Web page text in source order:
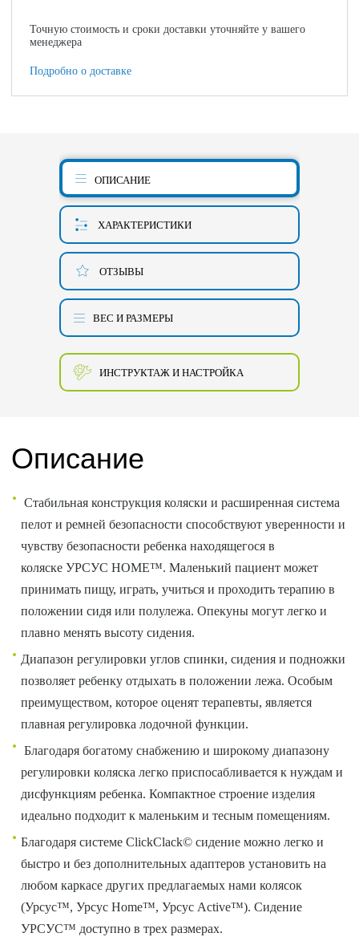
Точную стоимость и сроки доставки уточняйте у вашего
менеджера
Подробно о доставке
ОПИСАНИЕ
ХАРАКТЕРИСТИКИ
ОТЗЫВЫ
ВЕС И РАЗМЕРЫ
ИНСТРУКТАЖ И НАСТРОЙКА
Описание
Стабильная конструкция коляски и расширенная система
пелот и ремней безопасности способствуют уверенности и
чувству безопасности ребенка находящегося в
коляске УРСУС HOME™. Маленький пациент может
принимать пищу, играть, учиться и проходить терапию в
положении сидя или полулежа. Опекуны могут легко и
плавно менять высоту сидения.
Диапазон регулировки углов спинки, сидения и подножки
позволяет ребенку отдыхать в положении лежа. Особым
преимуществом, которое оценят терапевты, является
плавная регулировка лодочной функции.
Благодаря богатому снабжению и широкому диапазону
регулировки коляска легко приспосабливается к нуждам и
дисфункциям ребенка. Компактное строение изделия
идеально подходит к маленьким и тесным помещениям.
Благодаря системе ClickClack© сидение можно легко и
быстро и без дополнительных адаптеров установить на
любом каркасе других предлагаемых нами колясок
(Урсус™, Урсус Home™, Урсус Active™). Сидение
УРСУС™ доступно в трех размерах.